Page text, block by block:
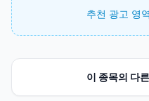
추천 광고 영역
이 종목의 다